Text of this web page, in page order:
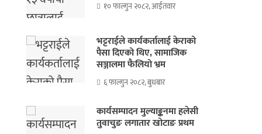
१० फाल्गुन २०८२, आईतवार
भट्टराईले कार्यकर्तालाई केराको
पैसा दिएको थिए, सामाजिक
सञ्जालमा फैलियो भ्रम
६ फाल्गुन २०८२, बुधबार
कार्यसम्पादन मुल्याङ्कनमा हलेसी
तुवाचुङ लगातार खोटाङ प्रथम